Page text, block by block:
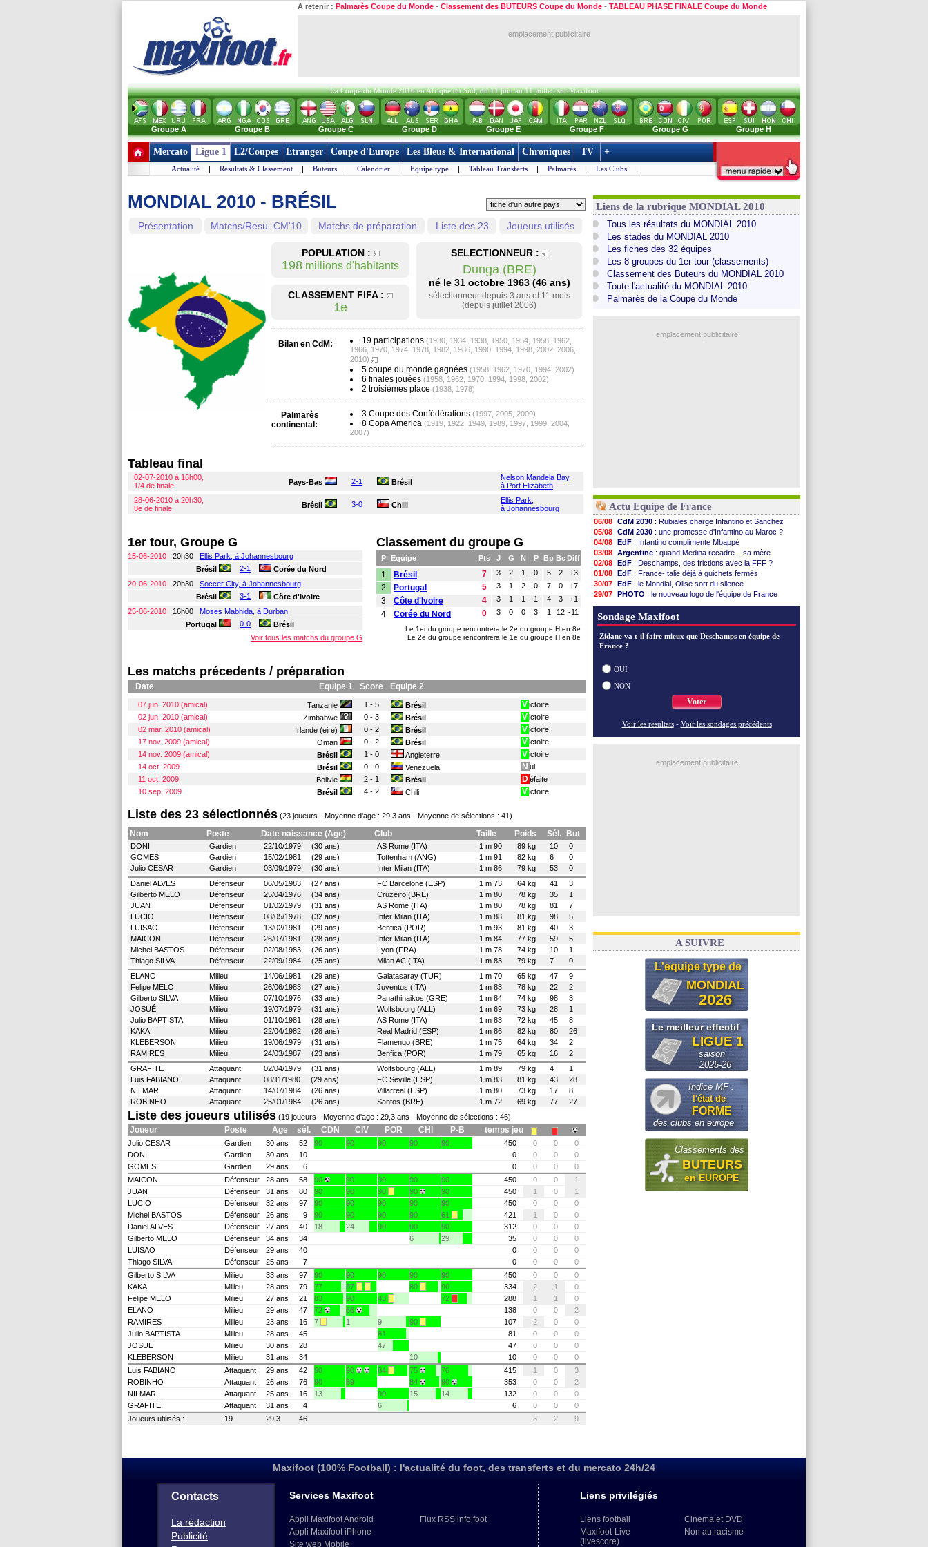
A retenir : Palmarès Coupe du Monde - Classement des BUTEURS Coupe du Monde - TABLEAU PHASE FINALE Coupe du Monde
emplacement publicitaire
La Coupe du Monde 2010 en Afrique du Sud, du 11 juin au 11 juillet, sur Maxifoot
Groupe A Groupe B Groupe C Groupe D Groupe E Groupe F Groupe G Groupe H
Mercato Ligue 1 L2/Coupes Etranger Coupe d'Europe Les Bleus & International Chroniques TV +
Actualité | Résultats & Classement | Buteurs | Calendrier | Equipe type | Tableau Transferts | Palmarès | Les Clubs |
MONDIAL 2010 - BRÉSIL
Présentation Matchs/Resu. CM'10 Matchs de préparation Liste des 23 Joueurs utilisés
POPULATION :
198 millions d'habitants
CLASSEMENT FIFA :
1e
SELECTIONNEUR :
Dunga (BRE)
né le 31 octobre 1963 (46 ans)
sélectionneur depuis 3 ans et 11 mois
(depuis juillet 2006)
Bilan en CdM: 19 participations (1930, 1934, 1938, 1950, 1954, 1958, 1962,
1966, 1970, 1974, 1978, 1982, 1986, 1990, 1994, 1998, 2002, 2006,
2010)
5 coupe du monde gagnées (1958, 1962, 1970, 1994, 2002)
6 finales jouées (1958, 1962, 1970, 1994, 1998, 2002)
2 troisièmes place (1938, 1978)
Palmarès
continental:
3 Coupe des Confédérations (1997, 2005, 2009)
8 Copa America (1919, 1922, 1949, 1989, 1997, 1999, 2004,
2007)
Tableau final
02-07-2010 à 16h00,
1/4 de finale
Pays-Bas 2-1 Brésil
Nelson Mandela Bay,
à Port Elizabeth
28-06-2010 à 20h30,
8e de finale
Brésil 3-0 Chili
Ellis Park,
à Johannesbourg
1er tour, Groupe G
15-06-2010 20h30 Ellis Park, à Johannesbourg
Brésil
2-1
Corée du Nord
20-06-2010 20h30 Soccer City, à Johannesbourg
Brésil
3-1
Côte d'Ivoire
25-06-2010 16h00 Moses Mabhida, à Durban
Portugal
0-0
Brésil
Voir tous les matchs du groupe G
Classement du groupe G
P Equipe Pts J G N P Bp Bc Diff
1 Brésil 7 3 2 1 0 5 2 +3
2 Portugal 5 3 1 2 0 7 0 +7
3 Côte d'Ivoire 4 3 1 1 1 4 3 +1
4 Corée du Nord 0 3 0 0 3 1 12 -11
Le 1er du groupe rencontrera le 2e du groupe H en 8e
Le 2e du groupe rencontrera le 1e du groupe H en 8e
Les matchs précedents / préparation
Date Equipe 1 Score Equipe 2
07 jun. 2010 (amical) Tanzanie 1 - 5 Brésil Victoire
02 jun. 2010 (amical)
Zimbabwe 0 - 3 Brésil Victoire
02 mar. 2010 (amical)
Irlande (eire) 0 - 2 Brésil Victoire
17 nov. 2009 (amical)
Oman 0 - 2 Brésil Victoire
14 nov. 2009 (amical)
Brésil 1 - 0 Angleterre Victoire
14 oct. 2009
Brésil 0 - 0 Venezuela N ul
11 oct. 2009
Bolivie 2 - 1 Brésil Défaite
10 sep. 2009
Brésil 4 - 2 Chili Victoire
Liste des 23 sélectionnés (23 joueurs - Moyenne d'age : 29,3 ans - Moyenne de sélections : 41)
Nom Poste Date naissance (Age) Club Taille Poids Sél. But
DONI Gardien 22/10/1979 (30 ans) AS Rome (ITA) 1 m 90 89 kg 10
0
GOMES
Gardien 15/02/1981 (29 ans) Tottenham (ANG) 1 m 91 82 kg 6
0
Julio CESAR
Gardien 03/09/1979 (30 ans) Inter Milan (ITA) 1 m 86 79 kg 53
0
Daniel ALVES
Défenseur 06/05/1983 (27 ans) FC Barcelone (ESP) 1 m 73 64 kg 41
3
Gilberto MELO
Défenseur 25/04/1976 (34 ans) Cruzeiro (BRE) 1 m 80 78 kg 35
1
JUAN
Défenseur 01/02/1979 (31 ans) AS Rome (ITA) 1 m 80 78 kg 81
7
LUCIO
Défenseur 08/05/1978 (32 ans) Inter Milan (ITA) 1 m 88 81 kg 98
5
LUISAO
Défenseur 13/02/1981 (29 ans) Benfica (POR) 1 m 93 81 kg 40
3
MAICON
Défenseur 26/07/1981 (28 ans) Inter Milan (ITA) 1 m 84 77 kg 59
5
Michel BASTOS
Défenseur 02/08/1983 (26 ans) Lyon (FRA) 1 m 78 74 kg 10
1
Thiago SILVA
Défenseur 22/09/1984 (25 ans) Milan AC (ITA) 1 m 83 79 kg 7
0
ELANO
Milieu 14/06/1981 (29 ans) Galatasaray (TUR) 1 m 70 65 kg 47
9
Felipe MELO
Milieu 26/06/1983 (27 ans) Juventus (ITA) 1 m 83 78 kg 22
2
Gilberto SILVA
Milieu 07/10/1976 (33 ans) Panathinaikos (GRE) 1 m 84 74 kg 98
3
JOSUÉ
Milieu 19/07/1979 (31 ans) Wolfsbourg (ALL) 1 m 69 73 kg 28
1
Julio BAPTISTA
Milieu 01/10/1981 (28 ans) AS Rome (ITA) 1 m 83 72 kg 45
8
KAKA
Milieu 22/04/1982 (28 ans) Real Madrid (ESP) 1 m 86 82 kg 80
26
KLEBERSON
Milieu 19/06/1979 (31 ans) Flamengo (BRE) 1 m 75 64 kg 34
2
RAMIRES
Milieu 24/03/1987 (23 ans) Benfica (POR) 1 m 79 65 kg 16
2
GRAFITE
Attaquant 02/04/1979 (31 ans) Wolfsbourg (ALL) 1 m 89 79 kg 4
1
Luis FABIANO
Attaquant 08/11/1980 (29 ans) FC Seville (ESP) 1 m 83 81 kg 43
28
NILMAR
Attaquant 14/07/1984 (26 ans) Villarreal (ESP) 1 m 80 73 kg 17
8
ROBINHO
Attaquant 25/01/1984 (26 ans) Santos (BRE) 1 m 72 69 kg 77 27
Liste des joueurs utilisés (19 joueurs - Moyenne d'age : 29,3 ans - Moyenne de sélections : 46)
Joueur Poste Age sél. CDN CIV POR CHI P-B temps jeu
Julio CESAR Gardien 30 ans 52 90 90 90 90 90 450 0 0
0
DONI
Gardien 30 ans 10 0 0 0
0
GOMES
Gardien 29 ans 6 0 0 0
0
MAICON
Défenseur 28 ans 58 90 90 90 90 90 450 0 0
1
JUAN
Défenseur 31 ans 80 90 90 90 90 90 450 1 0
1
LUCIO
Défenseur 32 ans 97 90 90 90 90 90 450 0 0
0
Michel BASTOS
Défenseur 26 ans 9 90 90 90 90 61 421 1 0
0
Daniel ALVES
Défenseur 27 ans 40 18 24 90 90 90 312 0 0
0
Gilberto MELO
Défenseur 34 ans 34 6 29 35 0 0
0
LUISAO
Défenseur 29 ans 40 0 0 0
0
Thiago SILVA
Défenseur 25 ans 7 0 0 0
0
Gilberto SILVA
Milieu 33 ans 97 90 90 90 90 90 450 0 0
0
KAKA
Milieu 28 ans 79 77 87 80 90 334 2 1
0
Felipe MELO
Milieu 27 ans 21 83 90 43 72 288 1 1
0
ELANO
Milieu 29 ans 47 72 66 138 0 0
2
RAMIRES
Milieu 23 ans 16 7 1 9 90 107 2 0
0
Julio BAPTISTA
Milieu 28 ans 45 81 81 0 0
0
JOSUÉ
Milieu 30 ans 28 47 47 0 0
0
KLEBERSON
Milieu 31 ans 34 10 10 0 0
0
Luis FABIANO
Attaquant 29 ans 42 90 90 84 75 76 415 1 0
3
ROBINHO
Attaquant 26 ans 76 90 89 84 90 353 0 0
2
NILMAR
Attaquant 25 ans 16 13 90 15 14 132 0 0
0
GRAFITE
Attaquant 31 ans 4 6 6 0 0
0
Joueurs utilisés :
19 29,3 46 8 2 9
Liens de la rubrique MONDIAL 2010
Tous les résultats du MONDIAL 2010
Les stades du MONDIAL 2010
Les fiches des 32 équipes
Les 8 groupes du 1er tour (classements)
Classement des Buteurs du MONDIAL 2010
Toute l'actualité du MONDIAL 2010
Palmarès de la Coupe du Monde
emplacement publicitaire
Actu Equipe de France
06/08 CdM 2030 : Rubiales charge Infantino et Sanchez
05/08 CdM 2030 : une promesse d'Infantino au Maroc ?
04/08 EdF : Infantino complimente Mbappé
03/08 Argentine : quand Medina recadre... sa mère
02/08 EdF : Deschamps, des frictions avec la FFF ?
01/08 EdF : France-Italie déjà à guichets fermés
30/07 EdF : le Mondial, Olise sort du silence
29/07 PHOTO : le nouveau logo de l'équipe de France
29/07 EdF: Zidane et l'argent, les mots de Diallo
29/07 EdF: Zidane pense déjà à un retour de Mendy
28/07 EdF : le message de Mbappé à Zidane
28/07 EdF
28/07
EdF
Sondage Maxifoot
Zidane va t-il faire mieux que Deschamps en équipe de
France ?
OUI
NON
Voter
Voir les resultats - Voir les sondages précédents
emplacement publicitaire
A SUIVRE
L'equipe type de
MONDIAL
2026
Le meilleur effectif
LIGUE 1
saison
2025-26
Indice MF :
l'état de
FORME
des clubs en europe
Classements des
BUTEURS
en EUROPE
Maxifoot (100% Football) : l'actualité du foot, des transferts et du mercato 24h/24
Contacts
La rédaction
Publicité
Services Maxifoot
Appli Maxifoot Android
Appli Maxifoot iPhone
Site web Mobile
Flux RSS info foot
Liens privilégiés
Liens football
Maxifoot-Live
(livescore)
Cinema et DVD
Non au racisme